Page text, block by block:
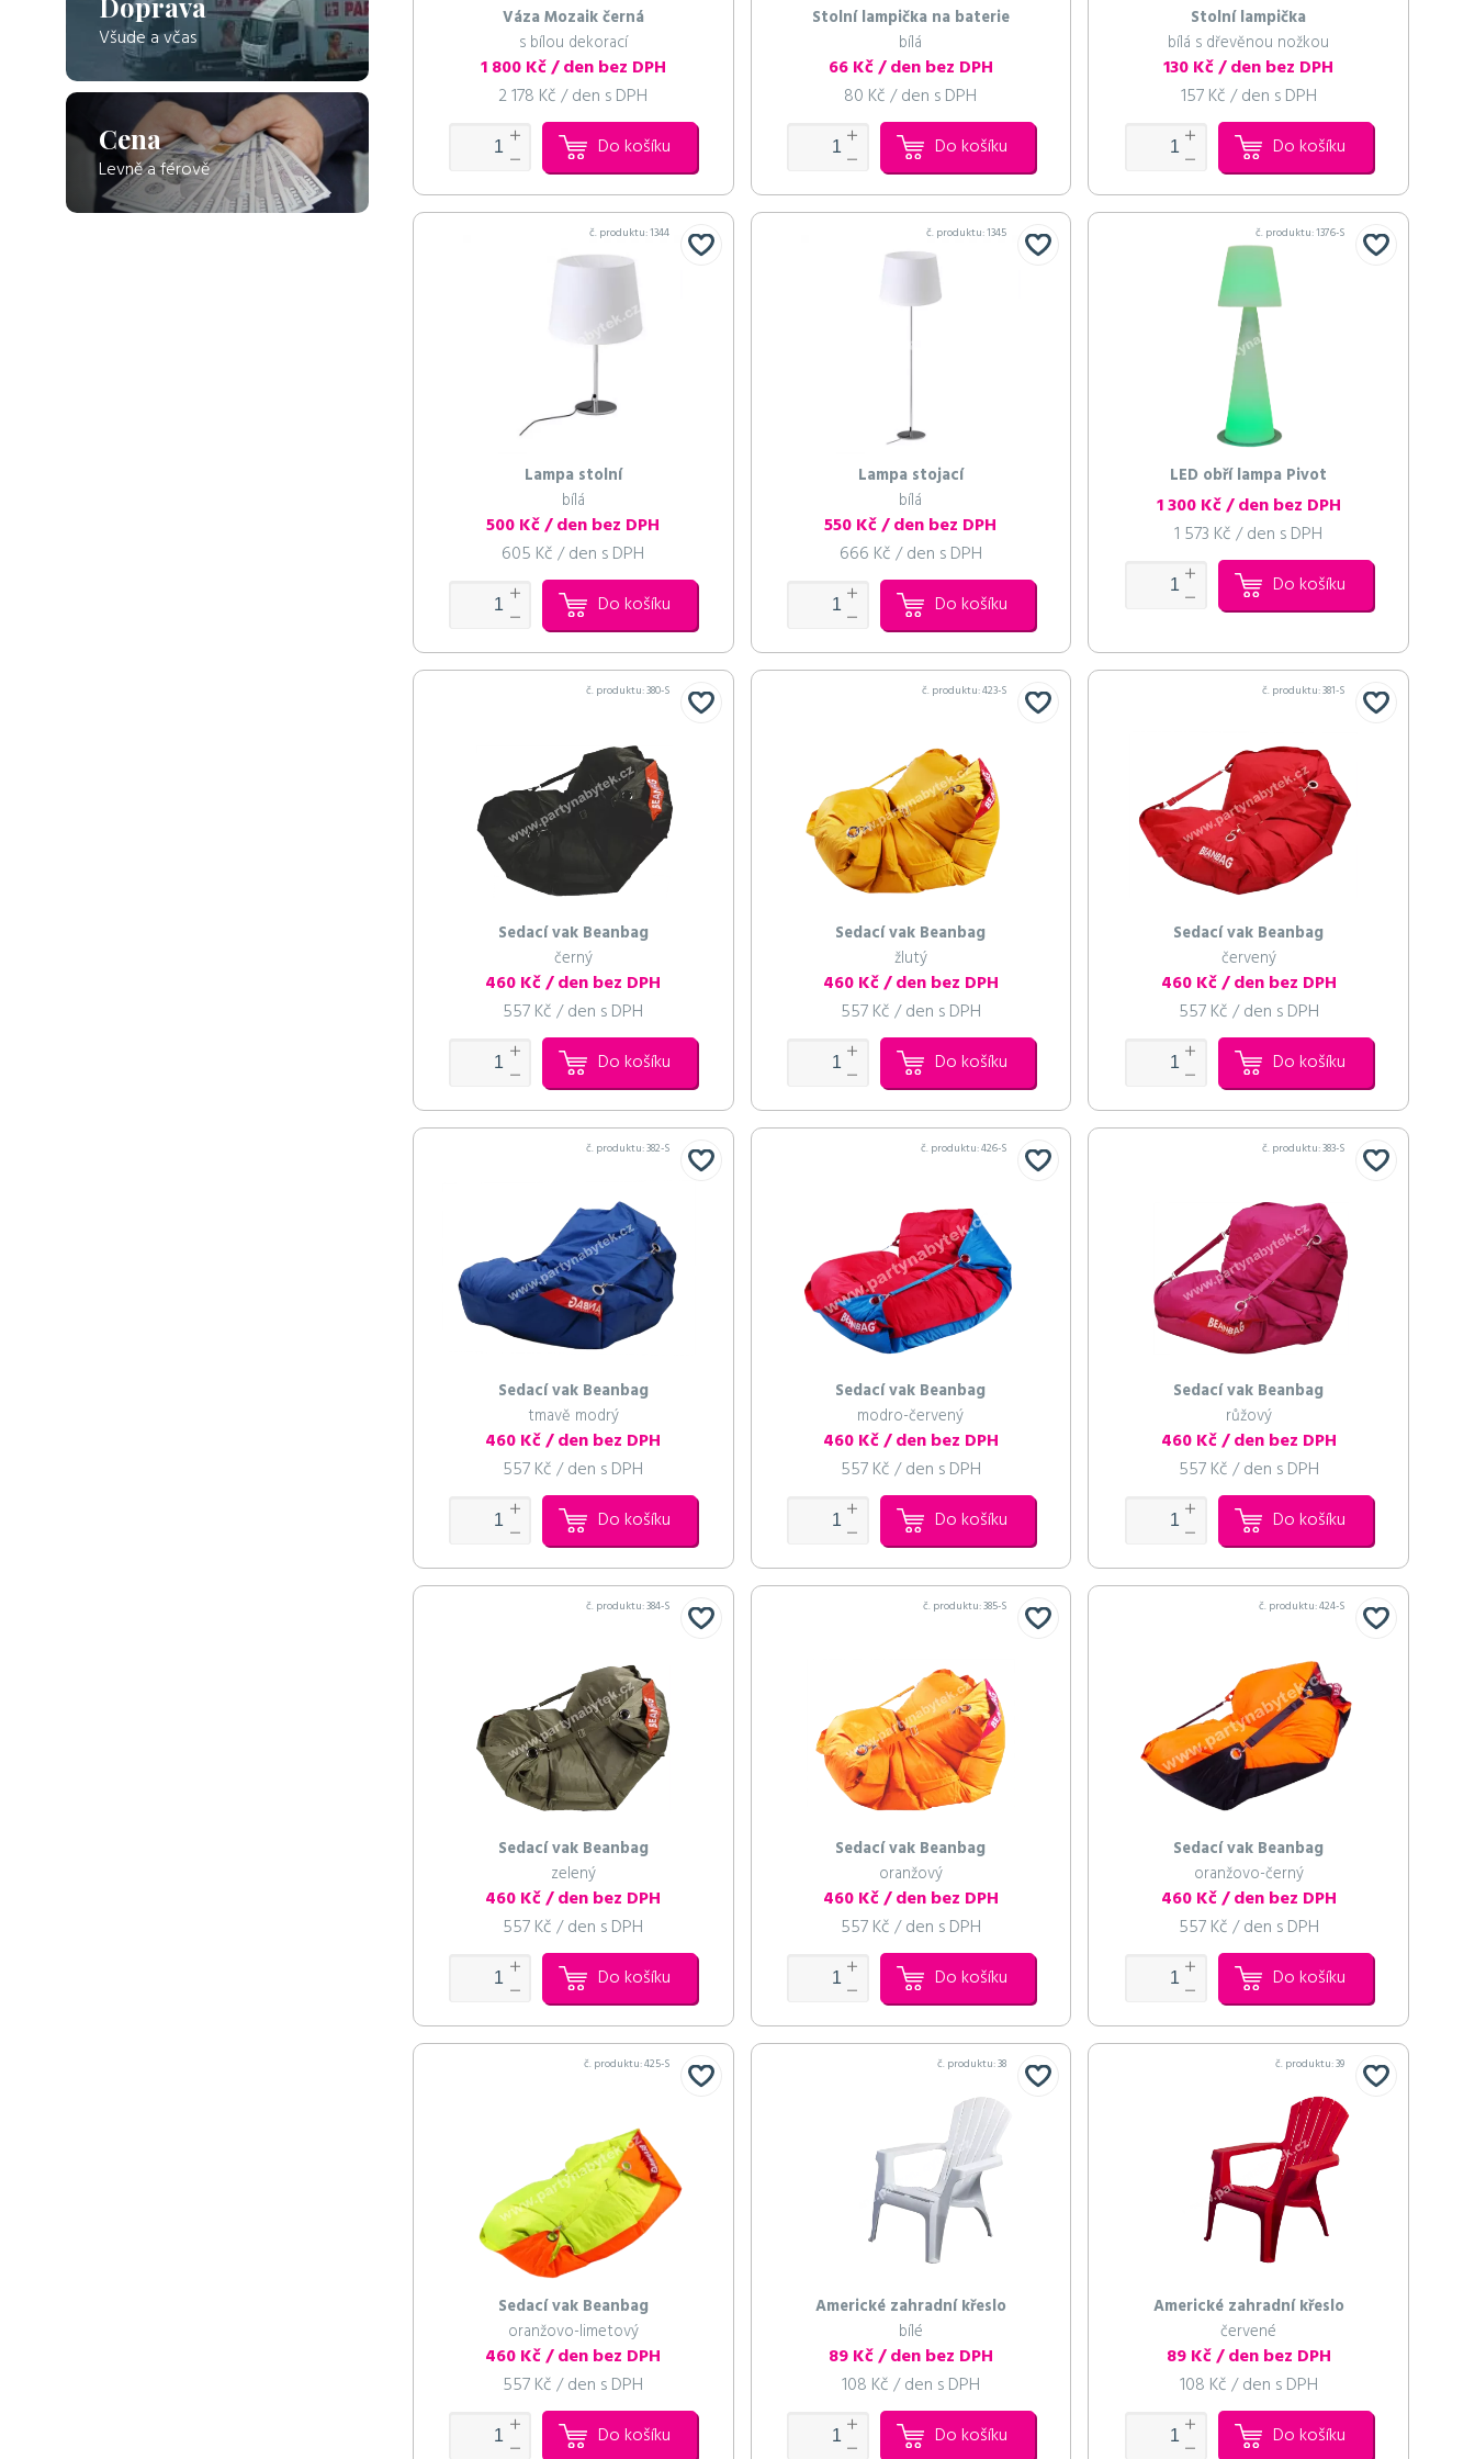
Všude a včas
Cena
Levně a férově
Váza Mozaik černá
s bílou dekorací
1 800 Kč / den bez DPH
2 178 Kč / den s DPH
Do košíku
Stolní lampička na baterie
bílá
66 Kč / den bez DPH
80 Kč / den s DPH
Do košíku
Stolní lampička
bílá s dřevěnou nožkou
130 Kč / den bez DPH
157 Kč / den s DPH
Do košíku
č. produktu:1344
Lampa stolní
bílá
500 Kč / den bez DPH
605 Kč / den s DPH
Do košíku
č. produktu:1345
Lampa stojací
bílá
550 Kč / den bez DPH
666 Kč / den s DPH
Do košíku
č. produktu:1376-S
LED obří lampa Pivot
1 300 Kč / den bez DPH
1 573 Kč / den s DPH
Do košíku
č. produktu:380-S
Sedací vak Beanbag
černý
460 Kč / den bez DPH
557 Kč / den s DPH
Do košíku
č. produktu:423-S
Sedací vak Beanbag
žlutý
460 Kč / den bez DPH
557 Kč / den s DPH
Do košíku
č. produktu:381-S
Sedací vak Beanbag
červený
460 Kč / den bez DPH
557 Kč / den s DPH
Do košíku
č. produktu:382-S
Sedací vak Beanbag
tmavě modrý
460 Kč / den bez DPH
557 Kč / den s DPH
Do košíku
č. produktu:426-S
Sedací vak Beanbag
modro-červený
460 Kč / den bez DPH
557 Kč / den s DPH
Do košíku
č. produktu:383-S
Sedací vak Beanbag
růžový
460 Kč / den bez DPH
557 Kč / den s DPH
Do košíku
č. produktu:384-S
Sedací vak Beanbag
zelený
460 Kč / den bez DPH
557 Kč / den s DPH
Do košíku
č. produktu:385-S
Sedací vak Beanbag
oranžový
460 Kč / den bez DPH
557 Kč / den s DPH
Do košíku
č. produktu:424-S
Sedací vak Beanbag
oranžovo-černý
460 Kč / den bez DPH
557 Kč / den s DPH
Do košíku
č. produktu:425-S
Sedací vak Beanbag
oranžovo-limetový
460 Kč / den bez DPH
557 Kč / den s DPH
Do košíku
č. produktu:38
Americké zahradní křeslo
bílé
89 Kč / den bez DPH
108 Kč / den s DPH
Do košíku
č. produktu:39
Americké zahradní křeslo
červené
89 Kč / den bez DPH
108 Kč / den s DPH
Do košíku